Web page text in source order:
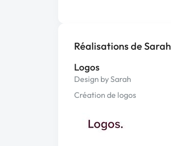
Réalisations de Sarah
Logos
Design by Sarah
Création de logos